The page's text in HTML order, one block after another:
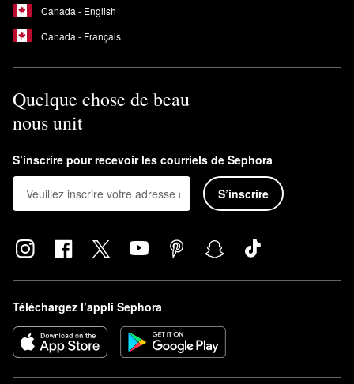
Canada - English
Canada - Français
Quelque chose de beau
nous unit
S’inscrire pour recevoir les courriels de Sephora
S’inscrire
Téléchargez l’appli Sephora